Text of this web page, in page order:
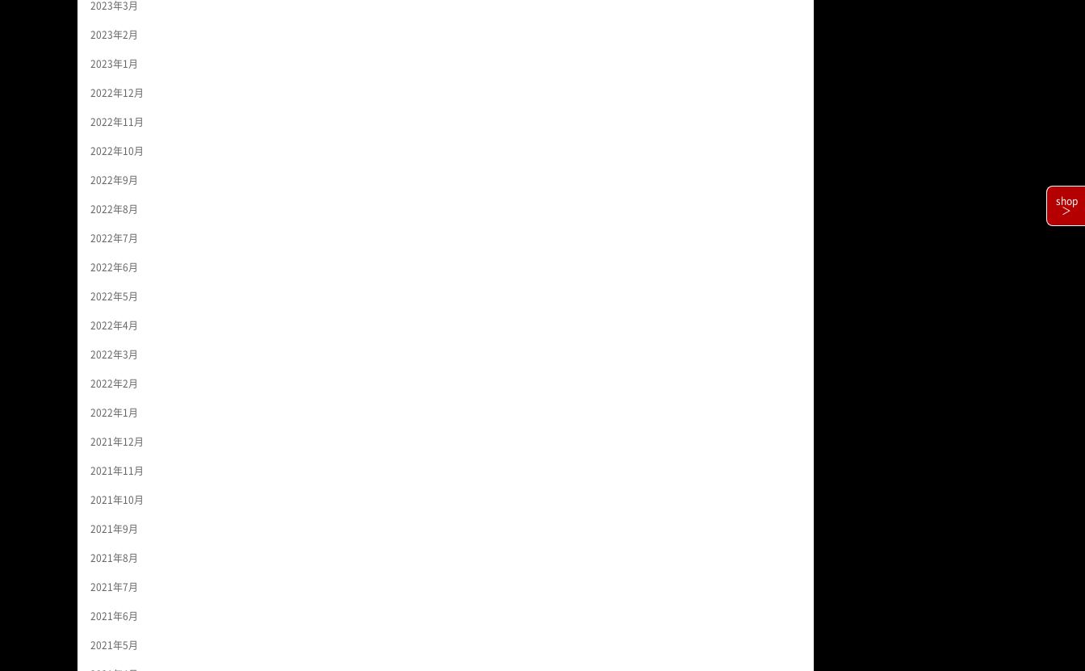
2023年3月
2023年2月
2023年1月
2022年12月
2022年11月
2022年10月
2022年9月
2022年8月
2022年7月
2022年6月
2022年5月
2022年4月
2022年3月
2022年2月
2022年1月
2021年12月
2021年11月
2021年10月
2021年9月
2021年8月
2021年7月
2021年6月
2021年5月
shop
＞